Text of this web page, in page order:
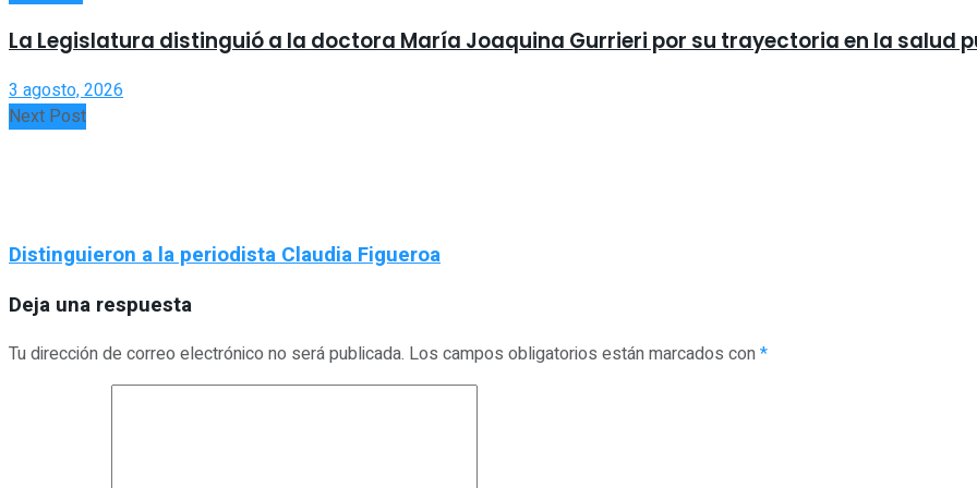
La Legislatura distinguió a la doctora María Joaquina Gurrieri por su trayectoria en la salud
3 agosto, 2026
Next Post
Distinguieron a la periodista Claudia Figueroa
Deja una respuesta
Tu dirección de correo electrónico no será publicada. Los campos obligatorios están marcados con*